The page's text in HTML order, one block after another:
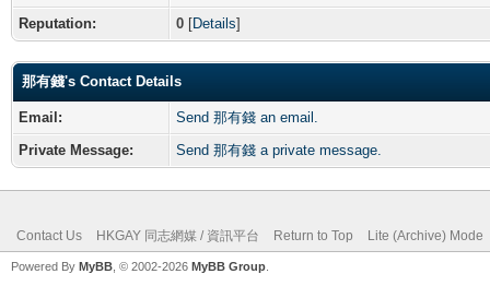
Reputation: 0 [Details]
那有錢's Contact Details
Email:
Send 那有錢 an email.
Private Message:
Send 那有錢 a private message.
Contact Us HKGAY 同志網媒 / 資訊平台 Return to Top Lite (Archive) Mode
Powered By MyBB , © 2002-2026 MyBB Group